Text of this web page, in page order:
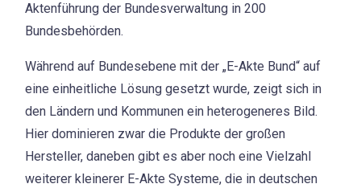
Aktenführung der Bundesverwaltung in 200
Bundesbehörden.
Während auf Bundesebene mit der „E-Akte Bund“ auf
eine einheitliche Lösung gesetzt wurde, zeigt sich in
den Ländern und Kommunen ein heterogeneres Bild.
Hier dominieren zwar die Produkte der großen
Hersteller, daneben gibt es aber noch eine Vielzahl
weiterer kleinerer E-Akte Systeme, die in deutschen